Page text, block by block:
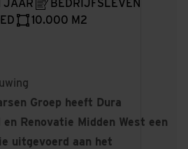
JAAR
BEDRIJFSLEVEN
10.000 M2
Groep heeft Dura
Renovatie Midden West een
uitgevoerd aan het